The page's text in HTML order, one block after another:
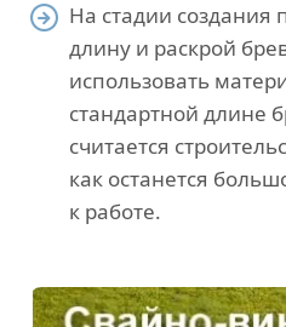
На стадии создания
длину и раскрой
использовать
стандартной длине
считается
как останется
к работе.